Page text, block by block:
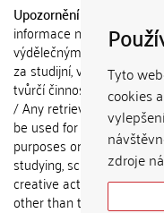
Tyto
cookies
zdroje
Upozornění / Notice:
informace nemohou být
výdělečným účelům
za studijní, vědeckou
tvůrčí činnost jiné osoby
/ Any retrieved
be used for any
purposes or claimed as
studying, scientific or any
creative activities of any
other than the author.